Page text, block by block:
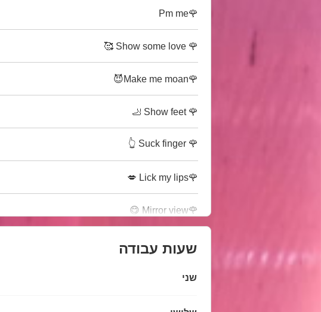
🌹Pm me
🌹 Show some love 🥰
🌹Make me moan😈
🌹 Show feet 🦶
🌹 Suck finger 👆
🌹Lick my lips 💋
🌹Mirror view 😋
שעות עבודה
שני